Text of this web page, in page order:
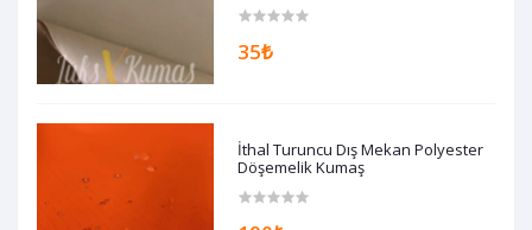
35₺
İthal Turuncu Dış Mekan Polyester
Döşemelik Kumaş